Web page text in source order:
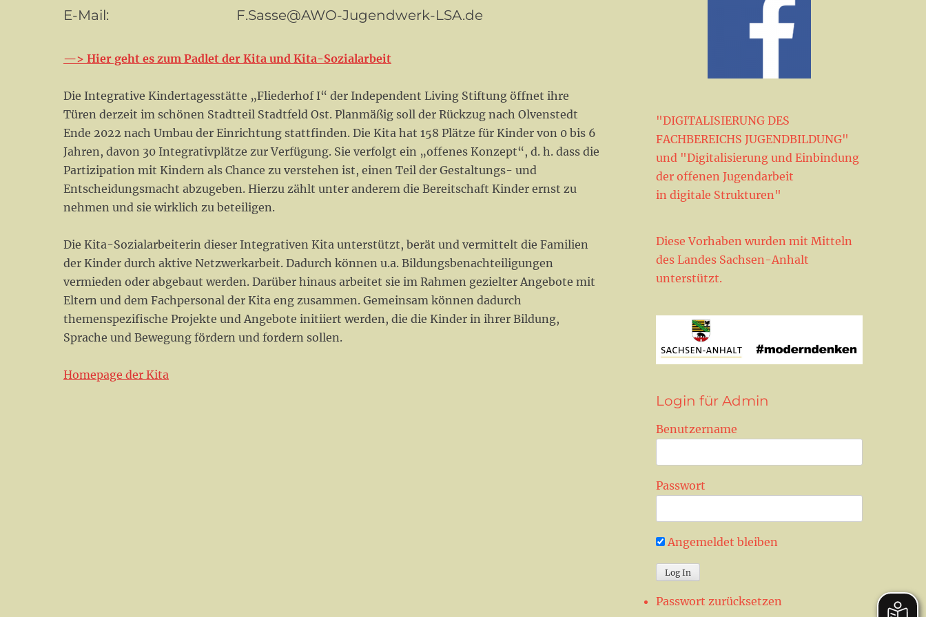
E-Mail: F.Sasse@AWO-Jugendwerk-LSA.de
—> Hier geht es zum Padlet der Kita und Kita-Sozialarbeit
Die Integrative Kindertagesstätte „Fliederhof I“ der Independent Living Stiftung öffnet ihre
Türen derzeit im schönen Stadtteil Stadtfeld Ost. Planmäßig soll der Rückzug nach Olvenstedt
Ende 2022 nach Umbau der Einrichtung stattfinden. Die Kita hat 158 Plätze für Kinder von 0 bis 6
Jahren, davon 30 Integrativplätze zur Verfügung. Sie verfolgt ein „offenes Konzept“, d. h. dass die
Partizipation mit Kindern als Chance zu verstehen ist, einen Teil der Gestaltungs- und
Entscheidungsmacht abzugeben. Hierzu zählt unter anderem die Bereitschaft Kinder ernst zu
nehmen und sie wirklich zu beteiligen.
Die Kita-Sozialarbeiterin dieser Integrativen Kita unterstützt, berät und vermittelt die Familien
der Kinder durch aktive Netzwerkarbeit. Dadurch können u.a. Bildungsbenachteiligungen
vermieden oder abgebaut werden. Darüber hinaus arbeitet sie im Rahmen gezielter Angebote mit
Eltern und dem Fachpersonal der Kita eng zusammen. Gemeinsam können dadurch
themenspezifische Projekte und Angebote initiiert werden, die die Kinder in ihrer Bildung,
Sprache und Bewegung fördern und fordern sollen.
Homepage der Kita
"DIGITALISIERUNG DES
FACHBEREICHS JUGENDBILDUNG"
und "Digitalisierung und Einbindung
der offenen Jugendarbeit
in digitale Strukturen"
Diese Vorhaben wurden mit Mitteln
des Landes Sachsen-Anhalt
unterstützt.
Login für Admin
Benutzername
Passwort
Angemeldet bleiben
Passwort zurücksetzen